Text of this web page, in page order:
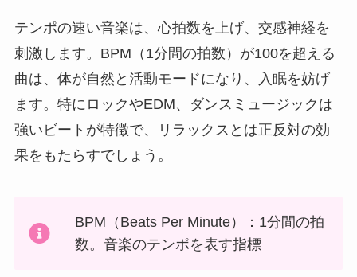
テンポの速い音楽は、心拍数を上げ、交感神経を
刺激します。BPM（1分間の拍数）が100を超える
曲は、体が自然と活動モードになり、入眠を妨げ
ます。特にロックやEDM、ダンスミュージックは
強いビートが特徴で、リラックスとは正反対の効
果をもたらすでしょう。
BPM（Beats Per Minute）：1分間の拍
数。音楽のテンポを表す指標